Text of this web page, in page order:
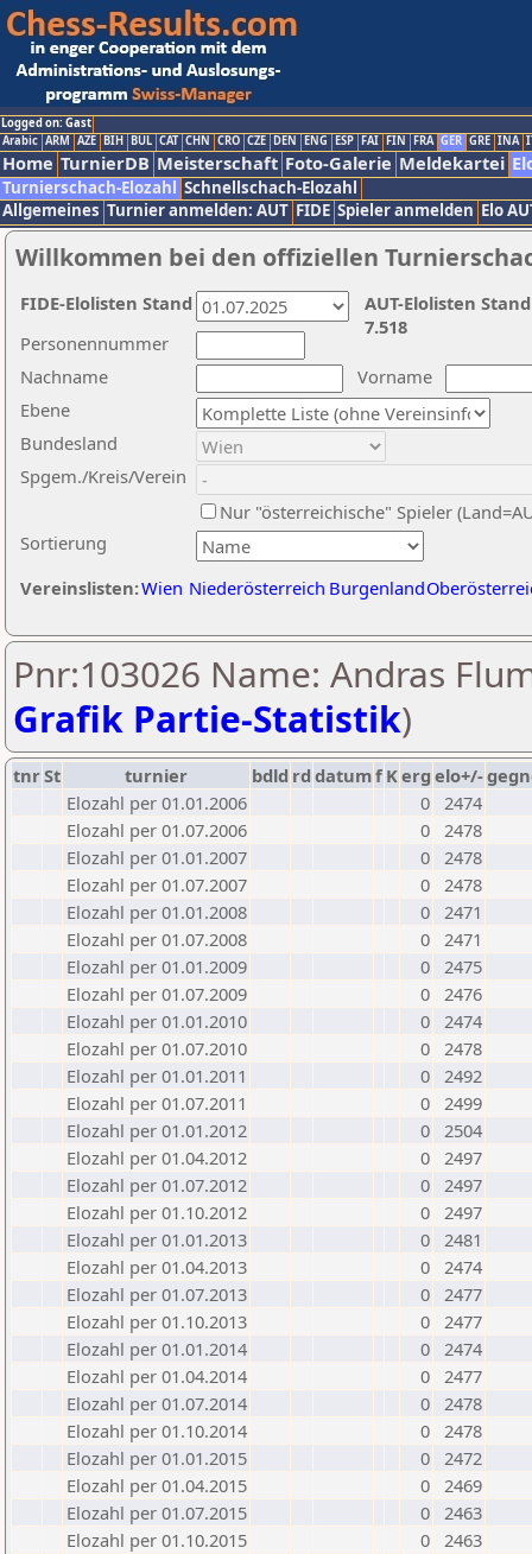
Logged on: Gast
Arabic ARM AZE BIH BUL CAT CHN CRO CZE DEN ENG ESP FAI FIN FRA GER GRE INA
Home TurnierDB Meisterschaft Foto-Galerie Meldekartei
Turnierschach-Elozahl Schnellschach-Elozahl
Allgemeines Turnier anmelden: AUT FIDE Spieler anmelden Elo
Willkommen bei den offiziellen
Nachname
Vorname
Ebene
Sortierung
Personennummer
Bundesland
Spgem./Kreis/Verein
Nur "österreichische" Spieler
Vereinslisten:Wien Niederösterreich Burgenland
AUT-Elolisten
7.518
FIDE-Elolisten Stand
Pnr:103026 Name: Andras
Grafik Partie-Statistik)
tnrSt turnier bdld rd datumf Kerg elo+/-
Elozahl per 01.01.2006
0 2474
Elozahl per 01.07.2006
0 2478
Elozahl per 01.01.2007
0 2478
Elozahl per 01.07.2007
0 2478
Elozahl per 01.01.2008
0 2471
Elozahl per 01.07.2008
0 2471
Elozahl per 01.01.2009
0 2475
Elozahl per 01.07.2009
0 2476
Elozahl per 01.01.2010
0 2474
Elozahl per 01.07.2010
0 2478
Elozahl per 01.01.2011
0 2492
Elozahl per 01.07.2011
0 2499
Elozahl per 01.01.2012
0 2504
Elozahl per 01.04.2012
0 2497
Elozahl per 01.07.2012
0 2497
Elozahl per 01.10.2012
0 2497
Elozahl per 01.01.2013
0 2481
Elozahl per 01.04.2013
0 2474
Elozahl per 01.07.2013
0 2477
Elozahl per 01.10.2013
0 2477
Elozahl per 01.01.2014
0 2474
Elozahl per 01.04.2014
0 2477
Elozahl per 01.07.2014
0 2478
Elozahl per 01.10.2014
0 2478
Elozahl per 01.01.2015
0 2472
Elozahl per 01.04.2015
0 2469
Elozahl per 01.07.2015
0 2463
Elozahl per 01.10.2015
0 2463